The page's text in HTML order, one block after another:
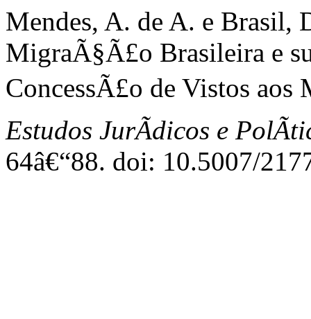
Mendes, A. de A. e Brasil,
MigraÃ§Ã£o Brasileira e
ConcessÃ£o de Vistos aos
Estudos JurÃ­dicos e
64â€“88. doi: 10.5007/